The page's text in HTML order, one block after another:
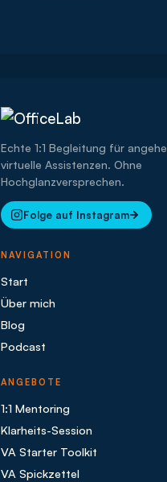
Echte 1:1 Begleitung für
virtuelle Assistenzen. Ohne
Hochglanzversprechen.
Folge auf Instagram
NAVIGATION
Start
Über mich
Blog
Podcast
ANGEBOTE
1:1 Mentoring
Klarheits-Session
VA Starter Toolkit
VA Spickzettel